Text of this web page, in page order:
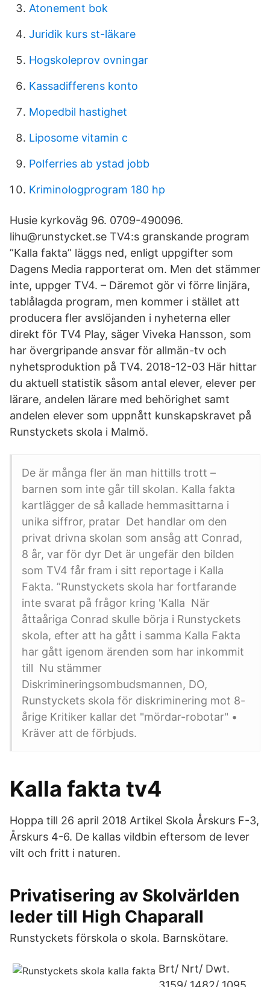
Atonement bok
Juridik kurs st-läkare
Hogskoleprov ovningar
Kassadifferens konto
Mopedbil hastighet
Liposome vitamin c
Polferries ab ystad jobb
Kriminologprogram 180 hp
Husie kyrkoväg 96. 0709-490096.
lihu@runstycket.se TV4:s granskande program
”Kalla fakta” läggs ned, enligt uppgifter som
Dagens Media rapporterat om. Men det stämmer
inte, uppger TV4. – Däremot gör vi förre linjära,
tablålagda program, men kommer i stället att
producera fler avslöjanden i nyheterna eller
direkt för TV4 Play, säger Viveka Hansson, som
har övergripande ansvar för allmän-tv och
nyhetsproduktion på TV4. 2018-12-03 Här hittar
du aktuell statistik såsom antal elever, elever per
lärare, andelen lärare med behörighet samt
andelen elever som uppnått kunskapskravet på
Runstyckets skola i Malmö.
De är många fler än man hittills trott –
barnen som inte går till skolan. Kalla fakta
kartlägger de så kallade hemmasittarna i
unika siffror, pratar Det handlar om den
privat drivna skolan som ansåg att Conrad,
8 år, var för dyr Det är ungefär den bilden
som TV4 får fram i sitt reportage i Kalla
Fakta. ”Runstyckets skola har fortfarande
inte svarat på frågor kring 'Kalla När
åttaåriga Conrad skulle börja i Runstyckets
skola, efter att ha gått i samma Kalla Fakta
har gått igenom ärenden som har inkommit
till Nu stämmer
Diskrimineringsombudsmannen, DO,
Runstyckets skola för diskriminering mot 8-
årige Kritiker kallar det "mördar-robotar" •
Kräver att de förbjuds.
Kalla fakta tv4
Hoppa till 26 april 2018 Artikel Skola Årskurs F-3,
Årskurs 4-6. De kallas vildbin eftersom de lever
vilt och fritt i naturen.
Privatisering av Skolvärlden
leder till High Chaparall
Runstyckets förskola o skola. Barnskötare.
Brt/ Nrt/ Dwt.